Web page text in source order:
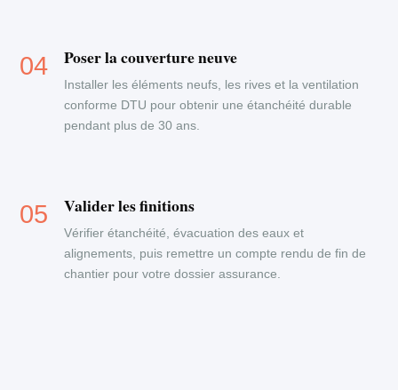
Poser la couverture neuve
Installer les éléments neufs, les rives et la ventilation
conforme DTU pour obtenir une étanchéité durable
pendant plus de 30 ans.
Valider les finitions
Vérifier étanchéité, évacuation des eaux et
alignements, puis remettre un compte rendu de fin de
chantier pour votre dossier assurance.